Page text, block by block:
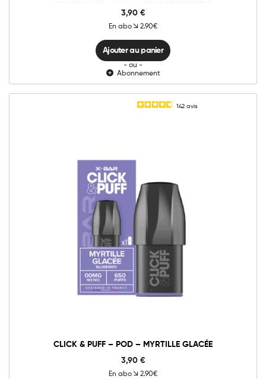
3,90 €
En abo 2.90€
Ajouter au panier
- ou -
Abonnement
142avis
CLICK & PUFF – POD – MYRTILLE GLACÉE
3,90 €
En abo 2.90€
0mg 20mg
&
-
Pod
Ajouter au panier